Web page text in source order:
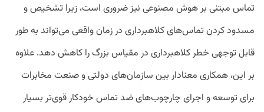
تماس مبتنی بر هوش مصنوعی نیز ضروری است، زیرا تشخیص و
مسدود کردن تماس‌های کلاهبرداری در زمان واقعی می‌تواند به طور
قابل توجهی خطر کلاهبرداری در مقیاس بزرگ را کاهش دهد. علاوه
بر این، همکاری معنادار بین سازمان‌های دولتی و صنعت مخابرات
برای توسعه و اجرای چارچوب‌های ضد تماس خودکار قوی‌تر بسیار